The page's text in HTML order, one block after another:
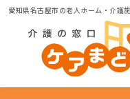
愛知県名古屋市の老人ホーム・介護